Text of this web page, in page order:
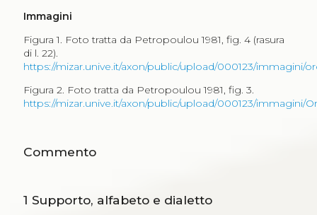
Immagini
Figura 1. Foto tratta da Petropoulou 1981, fig. 4 (rasura
di l. 22).
https://mizar.unive.it/axon/public/upload/000123/immagini/
Figura 2. Foto tratta da Petropoulou 1981, fig. 3.
https://mizar.unive.it/axon/public/upload/000123/immagini/
Commento
1 Supporto, alfabeto e dialetto